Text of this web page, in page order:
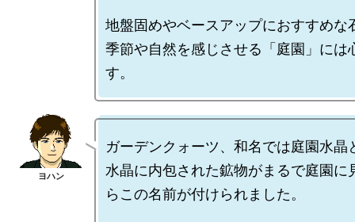
地盤固めやベースアップにおすすめな
季節や自然を感じさせる「庭園」には
ガーデンクォーツ、和名では庭園水晶
水晶に内包された鉱物がまるで庭園に
らこの名前が付けられました。